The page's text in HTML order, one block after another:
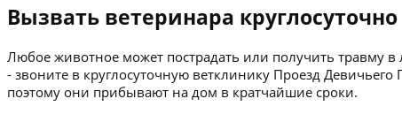
Вызвать ветеринара круглосуточно
Любое животное может пострадать или получить травму
- звоните в круглосуточную ветклинику Проезд
поэтому они прибывают на дом в кратчайшие сроки.